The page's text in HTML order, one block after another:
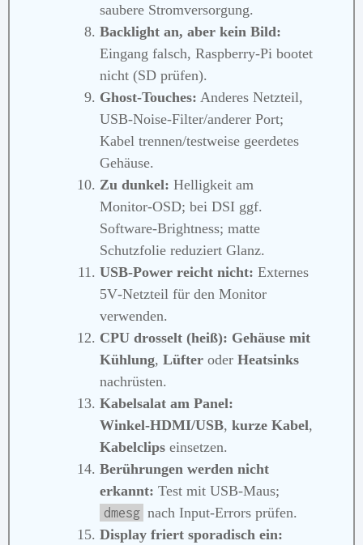
saubere Stromversorgung.
Backlight an, aber kein Bild:
Eingang falsch, Raspberry‑Pi bootet
nicht (SD prüfen).
Ghost‑Touches: Anderes Netzteil,
USB‑Noise‑Filter/anderer Port;
Kabel trennen/testweise geerdetes
Gehäuse.
Zu dunkel: Helligkeit am
Monitor‑OSD; bei DSI ggf.
Software‑Brightness; matte
Schutzfolie reduziert Glanz.
USB‑Power reicht nicht: Externes
5V‑Netzteil für den Monitor
verwenden.
CPU drosselt (heiß): Gehäuse mit
Kühlung,Lüfter oderHeatsinks
nachrüsten.
Kabelsalat am Panel:
Winkel‑HDMI/USB,kurze Kabel,
Kabelclips einsetzen.
Berührungen werden nicht
erkannt: Test mit USB‑Maus;
dmesg nach Input‑Errors prüfen.
Display friert sporadisch ein: